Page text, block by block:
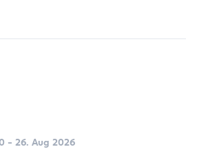
- 26. Aug 2026